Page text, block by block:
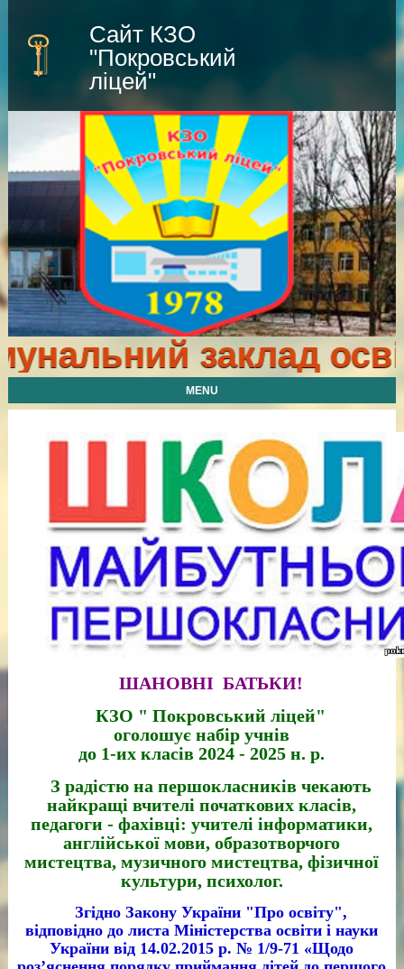
Сайт КЗО
"Покровський
ліцей"
заклад
MENU
ШАНОВНІ БАТЬКИ!
КЗО " Покровський ліцей"
оголошує набір учнів
до 1-их класів 2024 - 2025 н. р.
З радістю на першокласників чекають
найкращі вчителі початкових класів,
педагоги - фахівці: учителі інформатики,
англійської мови, образотворчого
мистецтва, музичного мистецтва, фізичної
культури, психолог.
Згідно Закону України "Про освіту",
відповідно до листа Міністерства освіти і науки
України від 14.02.2015 р. № 1/9-71 «Щодо